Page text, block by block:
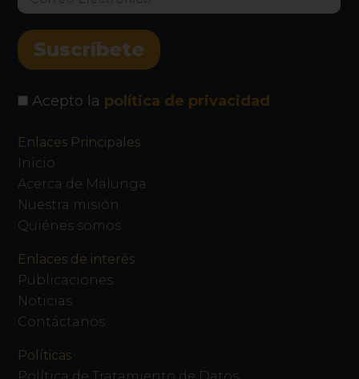
Acepto la política de privacidad
Enlaces Principales
Inicio
Acerca de Malunga
Nuestra misión
Quiénes somos
Enlaces de interés
Publicaciones
Noticias
Contáctanos
Políticas